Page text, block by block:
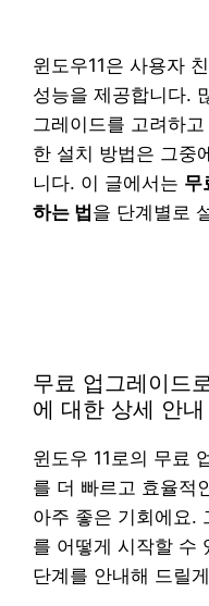
윈도우11은 사용자
성능을 제공합니다.
그레이드를 고려하
한 설치 방법은 그중
니다. 이 글에서는 무
하는 법 을 단계별로
무료 업그레이드
에 대한 상세 안내
윈도우 11로의 무료
를 더 빠르고 효율적
아주 좋은 기회에요.
를 어떻게 시작할 수
단계를 안내해 드릴